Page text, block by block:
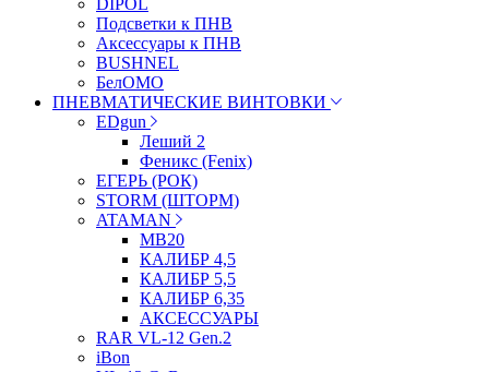
DIPOL
Подсветки к ПНВ
Аксессуары к ПНВ
BUSHNEL
БелОМО
ПНЕВМАТИЧЕСКИЕ ВИНТОВКИ
EDgun
Леший 2
Феникс (Fenix)
ЕГЕРЬ (РОК)
STORM (ШТОРМ)
ATAMAN
МВ20
КАЛИБР 4,5
КАЛИБР 5,5
КАЛИБР 6,35
АКСЕССУАРЫ
RAR VL-12 Gen.2
iBon